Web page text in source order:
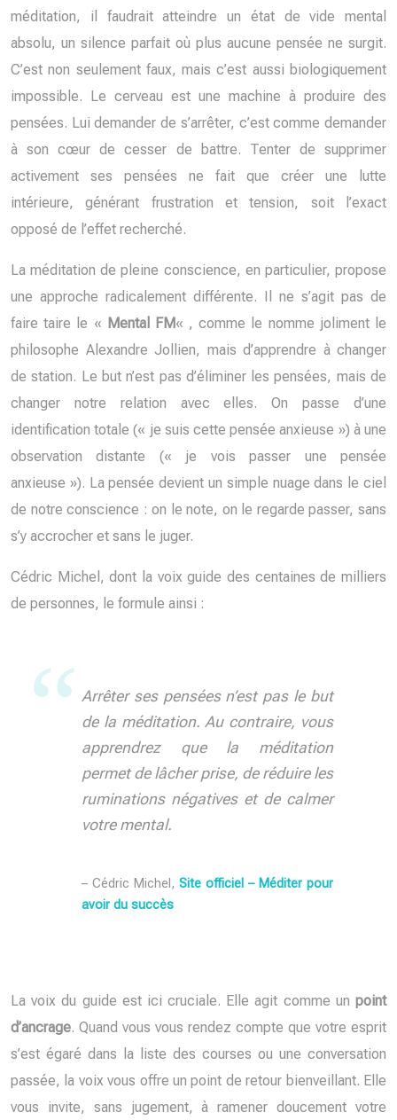
méditation, il faudrait atteindre un état de vide mental
absolu, un silence parfait où plus aucune pensée ne surgit.
C’est non seulement faux, mais c’est aussi biologiquement
impossible. Le cerveau est une machine à produire des
pensées. Lui demander de s’arrêter, c’est comme demander
à son cœur de cesser de battre. Tenter de supprimer
activement ses pensées ne fait que créer une lutte
intérieure, générant frustration et tension, soit l’exact
opposé de l’effet recherché.
La méditation de pleine conscience, en particulier, propose
une approche radicalement différente. Il ne s’agit pas de
faire taire le « Mental FM« , comme le nomme joliment le
philosophe Alexandre Jollien, mais d’apprendre à changer
de station. Le but n’est pas d’éliminer les pensées, mais de
changer notre relation avec elles. On passe d’une
identification totale (« je suis cette pensée anxieuse ») à une
observation distante (« je vois passer une pensée
anxieuse »). La pensée devient un simple nuage dans le ciel
de notre conscience : on le note, on le regarde passer, sans
s’y accrocher et sans le juger.
Cédric Michel, dont la voix guide des centaines de milliers
de personnes, le formule ainsi :
Arrêter ses pensées n’est pas le but
de la méditation. Au contraire, vous
apprendrez que la méditation
permet de lâcher prise, de réduire les
ruminations négatives et de calmer
votre mental.
– Cédric Michel, Site officiel – Méditer pour
avoir du succès
La voix du guide est ici cruciale. Elle agit comme un point
d’ancrage. Quand vous vous rendez compte que votre esprit
s’est égaré dans la liste des courses ou une conversation
passée, la voix vous offre un point de retour bienveillant. Elle
vous invite, sans jugement, à ramener doucement votre